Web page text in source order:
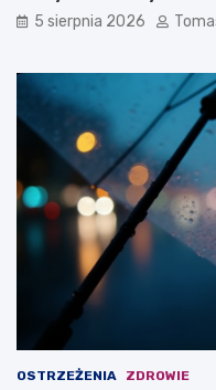
5 sierpnia 2026
OSTRZEŻENIA ZDROWIE